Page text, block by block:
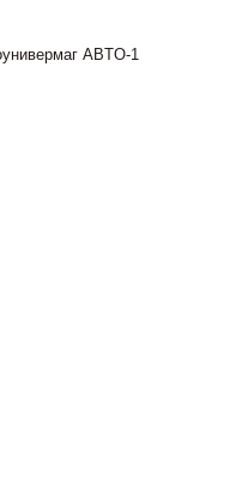
ABTO-1